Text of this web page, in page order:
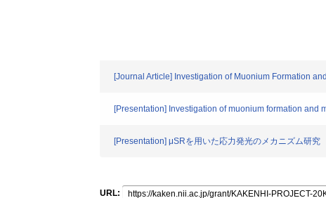
[Journal Article] Investigation of Muonium Formation
[Presentation] Investigation of muonium formation and
[Presentation] μSRを用いた応力発光のメカニズム研究
URL: